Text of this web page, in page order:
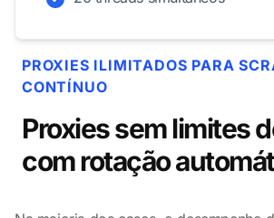
PROXIES ILIMITADOS PARA
CONTÍNUO
Proxies sem limites
com rotação